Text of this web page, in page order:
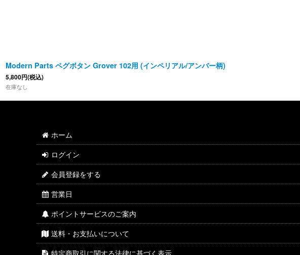
Modern Parts ペグボタン Grover 102用 (インペリアル/アンバー柄)
5,800円(税込)
在庫なし
ホーム
ログイン
会員登録をする
営業日
ポイントサービスのご案内
送料・お支払いについて
特定商取引に関する法律に基づく表示